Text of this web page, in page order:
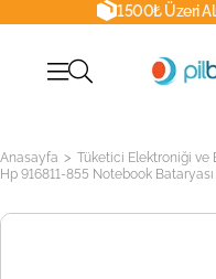
1500₺ Üzeri
Anasayfa > Tüketici Elektroniği ve
Hp 916811-855 Notebook